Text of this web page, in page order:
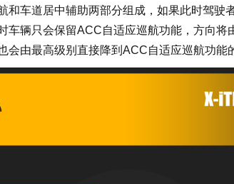
和车道居中辅助两部分组成，如果此时驾驶
车辆只会保留ACC自适应巡航功能，方向将
会由最高级别直接降到ACC自适应巡航功能